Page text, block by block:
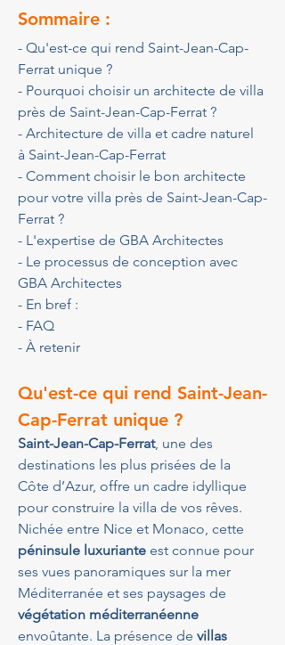
Sommaire :
- Qu'est-ce qui rend Saint-Jean-Cap-
Ferrat unique ?
- Pourquoi choisir un architecte de villa
près de Saint-Jean-Cap-Ferrat ?
- Architecture de villa et cadre naturel
à Saint-Jean-Cap-Ferrat
- Comment choisir le bon architecte
pour votre villa près de Saint-Jean-Cap-
Ferrat ?
- L'expertise de GBA Architectes
- Le processus de conception avec
GBA Architectes
- En bref :
- FAQ
- À retenir
Qu'est-ce qui rend Saint-Jean-
Cap-Ferrat unique ?
Saint-Jean-Cap-Ferrat, une des
destinations les plus prisées de la
Côte d’Azur, offre un cadre idyllique
pour construire la villa de vos rêves.
Nichée entre Nice et Monaco, cette
péninsule luxuriante est connue pour
ses vues panoramiques sur la mer
Méditerranée et ses paysages de
végétation méditerranéenne
envoûtante. La présence de villas